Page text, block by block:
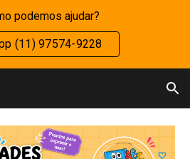
podemos ajudar?
(11) 97574-9228